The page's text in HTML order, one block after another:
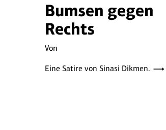
Bumsen gegen
Rechts
Von
Eine Satire von Sinasi Dikmen.